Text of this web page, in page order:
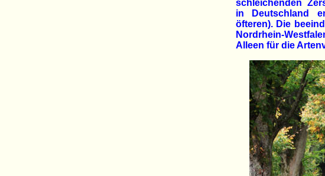
schleichenden
in Deutschland
öfteren). Die
Nordrhein-
Alleen für die